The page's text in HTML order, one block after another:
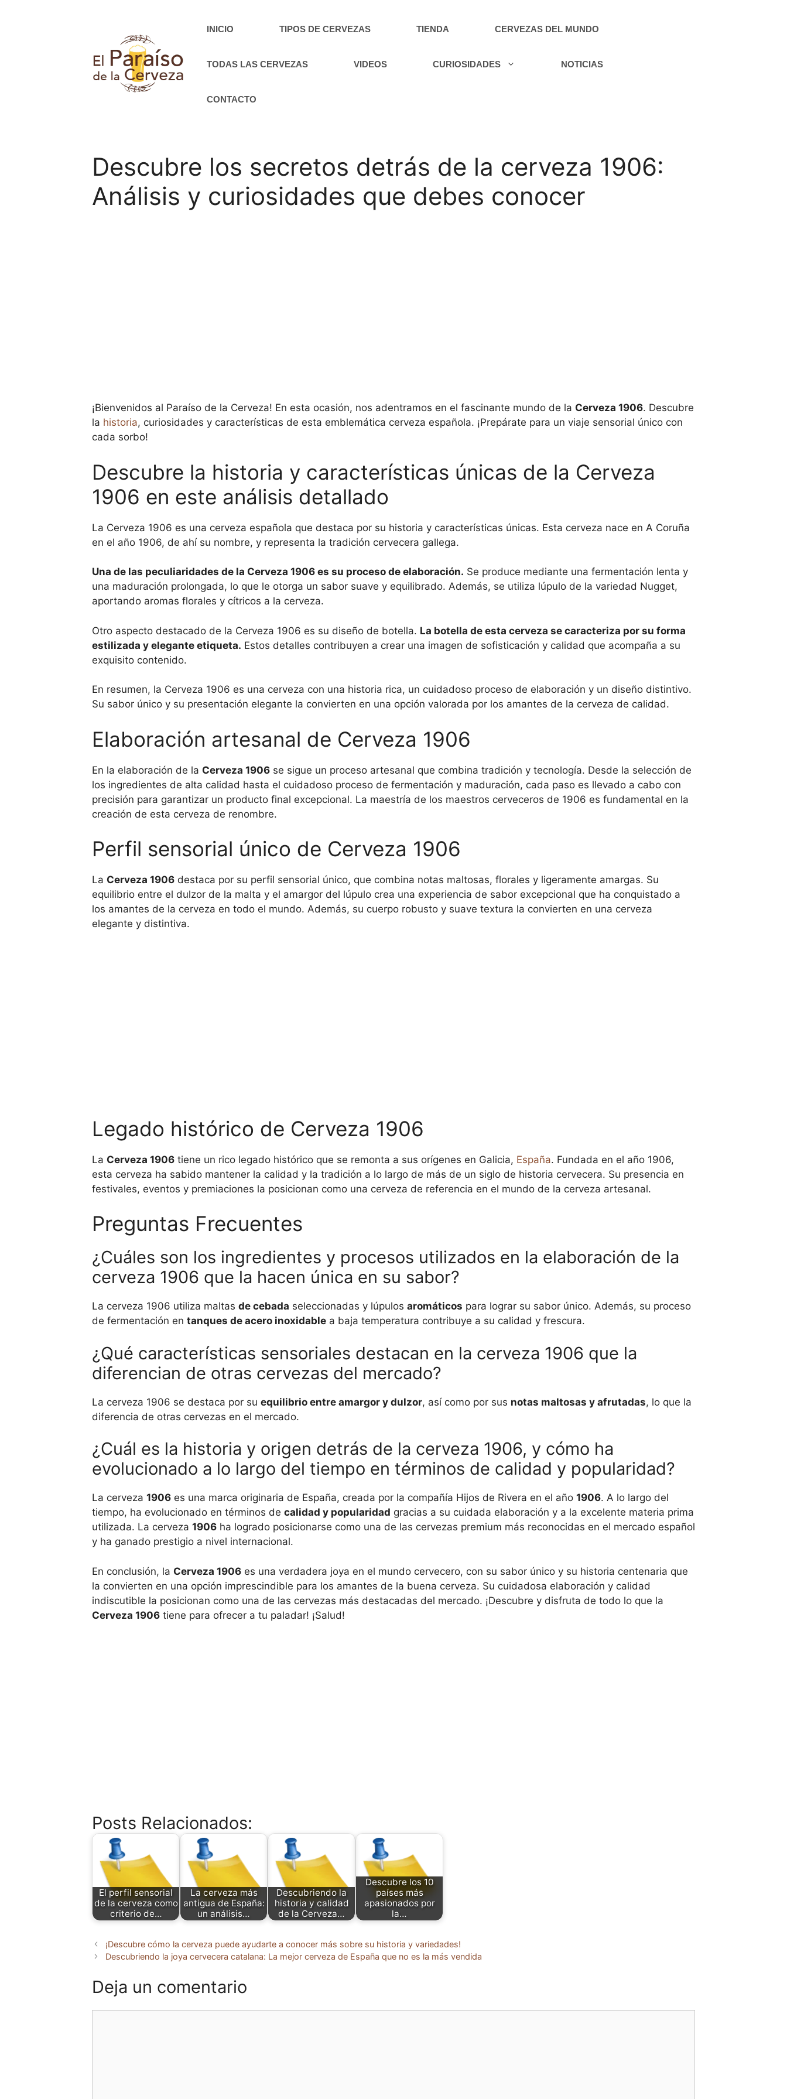
INICIO TIPOS DE CERVEZAS TIENDA CERVEZAS DEL MUNDO
TODAS LAS CERVEZAS VIDEOS CURIOSIDADES NOTICIAS
CONTACTO
Descubre los secretos detrás de la cerveza 1906:
Análisis y curiosidades que debes conocer
¡Bienvenidos al Paraíso de la Cerveza! En esta ocasión, nos adentramos en el fascinante mundo de la Cerveza 1906. Descubre
la historia, curiosidades y características de esta emblemática cerveza española. ¡Prepárate para un viaje sensorial único con
cada sorbo!
Descubre la historia y características únicas de la Cerveza
1906 en este análisis detallado
La Cerveza 1906 es una cerveza española que destaca por su historia y características únicas. Esta cerveza nace en A Coruña
en el año 1906, de ahí su nombre, y representa la tradición cervecera gallega.
Una de las peculiaridades de la Cerveza 1906 es su proceso de elaboración. Se produce mediante una fermentación lenta y
una maduración prolongada, lo que le otorga un sabor suave y equilibrado. Además, se utiliza lúpulo de la variedad Nugget,
aportando aromas florales y cítricos a la cerveza.
Otro aspecto destacado de la Cerveza 1906 es su diseño de botella. La botella de esta cerveza se caracteriza por su forma
estilizada y elegante etiqueta. Estos detalles contribuyen a crear una imagen de sofisticación y calidad que acompaña a su
exquisito contenido.
En resumen, la Cerveza 1906 es una cerveza con una historia rica, un cuidadoso proceso de elaboración y un diseño distintivo.
Su sabor único y su presentación elegante la convierten en una opción valorada por los amantes de la cerveza de calidad.
Elaboración artesanal de Cerveza 1906
En la elaboración de la Cerveza 1906 se sigue un proceso artesanal que combina tradición y tecnología. Desde la selección de
los ingredientes de alta calidad hasta el cuidadoso proceso de fermentación y maduración, cada paso es llevado a cabo con
precisión para garantizar un producto final excepcional. La maestría de los maestros cerveceros de 1906 es fundamental en la
creación de esta cerveza de renombre.
Perfil sensorial único de Cerveza 1906
La Cerveza 1906 destaca por su perfil sensorial único, que combina notas maltosas, florales y ligeramente amargas. Su
equilibrio entre el dulzor de la malta y el amargor del lúpulo crea una experiencia de sabor excepcional que ha conquistado a
los amantes de la cerveza en todo el mundo. Además, su cuerpo robusto y suave textura la convierten en una cerveza
elegante y distintiva.
Legado histórico de Cerveza 1906
La Cerveza 1906 tiene un rico legado histórico que se remonta a sus orígenes en Galicia, España. Fundada en el año 1906,
esta cerveza ha sabido mantener la calidad y la tradición a lo largo de más de un siglo de historia cervecera. Su presencia en
festivales, eventos y premiaciones la posicionan como una cerveza de referencia en el mundo de la cerveza artesanal.
Preguntas Frecuentes
¿Cuáles son los ingredientes y procesos utilizados en la elaboración de la
cerveza 1906 que la hacen única en su sabor?
La cerveza 1906 utiliza maltas de cebada seleccionadas y lúpulos aromáticos para lograr su sabor único. Además, su proceso
de fermentación en tanques de acero inoxidable a baja temperatura contribuye a su calidad y frescura.
¿Qué características sensoriales destacan en la cerveza 1906 que la
diferencian de otras cervezas del mercado?
La cerveza 1906 se destaca por su equilibrio entre amargor y dulzor, así como por sus notas maltosas y afrutadas, lo que la
diferencia de otras cervezas en el mercado.
¿Cuál es la historia y origen detrás de la cerveza 1906, y cómo ha
evolucionado a lo largo del tiempo en términos de calidad y popularidad?
La cerveza 1906 es una marca originaria de España, creada por la compañía Hijos de Rivera en el año 1906. A lo largo del
tiempo, ha evolucionado en términos de calidad y popularidad gracias a su cuidada elaboración y a la excelente materia prima
utilizada. La cerveza 1906 ha logrado posicionarse como una de las cervezas premium más reconocidas en el mercado español
y ha ganado prestigio a nivel internacional.
En conclusión, la Cerveza 1906 es una verdadera joya en el mundo cervecero, con su sabor único y su historia centenaria que
la convierten en una opción imprescindible para los amantes de la buena cerveza. Su cuidadosa elaboración y calidad
indiscutible la posicionan como una de las cervezas más destacadas del mercado. ¡Descubre y disfruta de todo lo que la
Cerveza 1906 tiene para ofrecer a tu paladar! ¡Salud!
Posts Relacionados:
El perfil sensorial
de la cerveza como
criterio de…
La cerveza más
antigua de España:
un análisis…
Descubriendo la
historia y calidad
de la Cerveza…
Descubre los 10
países más
apasionados por
la…
¡Descubre cómo la cerveza puede ayudarte a conocer más sobre su historia y variedades!
Descubriendo la joya cervecera catalana: La mejor cerveza de España que no es la más vendida
Deja un comentario